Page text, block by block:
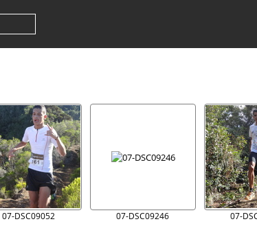
07-DSC09052 07-DSC09246 07-